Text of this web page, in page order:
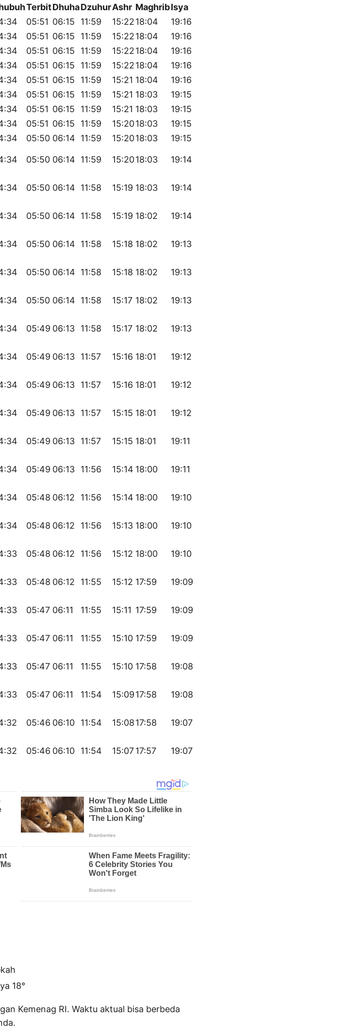
TerbitDhuhaDzuhurAshr MaghribIsya
05:51 06:15 11:59 15:2218:04
19:16
05:51 06:15 11:59 15:2218:04
19:16
05:51 06:15 11:59 15:2218:04
19:16
05:51 06:15 11:59 15:2218:04
19:16
05:51 06:15 11:59 15:21 18:04
19:16
05:51 06:15 11:59 15:21 18:03
19:15
05:51 06:15 11:59 15:21 18:03
19:15
05:51 06:15 11:59 15:2018:03
19:15
05:50 06:14 11:59 15:2018:03
19:15
05:50 06:14 11:59 15:2018:03 19:14
05:50 06:14 11:58 15:19 18:03 19:14
05:50 06:14 11:58 15:19 18:02 19:14
05:50 06:14 11:58 15:18 18:02 19:13
05:50 06:14 11:58 15:18 18:02 19:13
05:50 06:14 11:58 15:17 18:02 19:13
05:49 06:13 11:58 15:17 18:02 19:13
05:49 06:13 11:57 15:16 18:01 19:12
05:49 06:13 11:57 15:16 18:01 19:12
05:49 06:13 11:57 15:15 18:01 19:12
05:49 06:13 11:57 15:15 18:01 19:11
05:49 06:13 11:56 15:14 18:00 19:11
05:48 06:12 11:56 15:14 18:00 19:10
05:48 06:12 11:56 15:13 18:00 19:10
05:48 06:12 11:56 15:12 18:00 19:10
05:48 06:12 11:55 15:12 17:59 19:09
05:47 06:11 11:55 15:11 17:59 19:09
05:47 06:11 11:55 15:10 17:59 19:09
05:47 06:11 11:55 15:10 17:58 19:08
05:47 06:11 11:54 15:0917:58 19:08
05:46 06:10 11:54 15:0817:58 19:07
05:46 06:10 11:54 15:0717:57 19:07
18°
Kemenag RI. Waktu aktual bisa berbeda